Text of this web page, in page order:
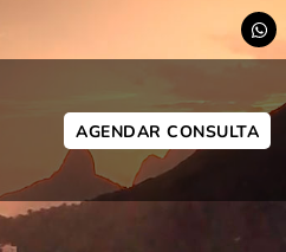
AGENDAR CONSULTA